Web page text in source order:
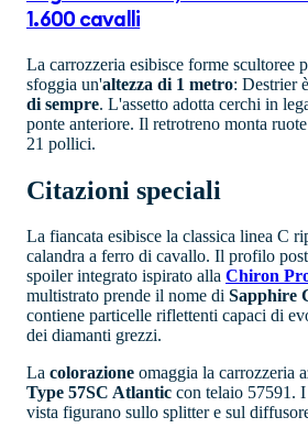
1.600 cavalli
La carrozzeria esibisce forme scultoree
sfoggia un'altezza di 1 metro: Destrier è
di sempre. L'assetto adotta cerchi in
ponte anteriore. Il retrotreno monta
21 pollici.
Citazioni speciali
La fiancata esibisce la classica linea C
calandra a ferro di cavallo. Il profilo
spoiler integrato ispirato alla Chiron
multistrato prende il nome di Sapphire
contiene particelle riflettenti capaci di
dei diamanti grezzi.
La colorazione omaggia la carrozzeria
Type 57SC Atlantic con telaio 57591.
vista figurano sullo splitter e sul